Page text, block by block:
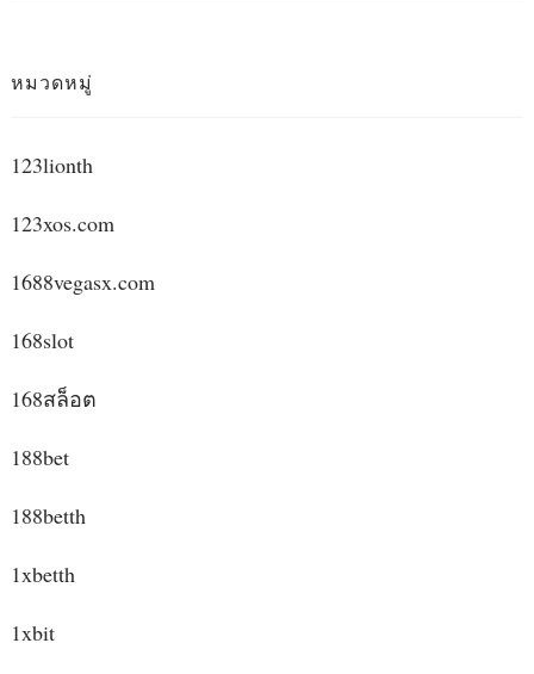
หมวดหมู่
123lionth
123xos.com
1688vegasx.com
168slot
168สล็อต
188bet
188betth
1xbetth
1xbit